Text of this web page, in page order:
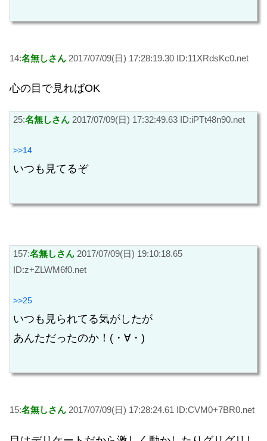
14:名無しさん 2017/07/09(日) 17:28:19.30 ID:11XRdsKc0.net
心の目で見ればOK
25:名無しさん 2017/07/09(日) 17:32:49.63 ID:iPTt48n90.net
>>14
いつも見てるぞ
157:名無しさん 2017/07/09(日) 19:10:18.65
ID:z+ZLWM6f0.net
>>25
いつも見られてる気がしたが
あんただったのか！(・∀・)
15:名無しさん 2017/07/09(日) 17:28:24.61 ID:CVM0+7BR0.net